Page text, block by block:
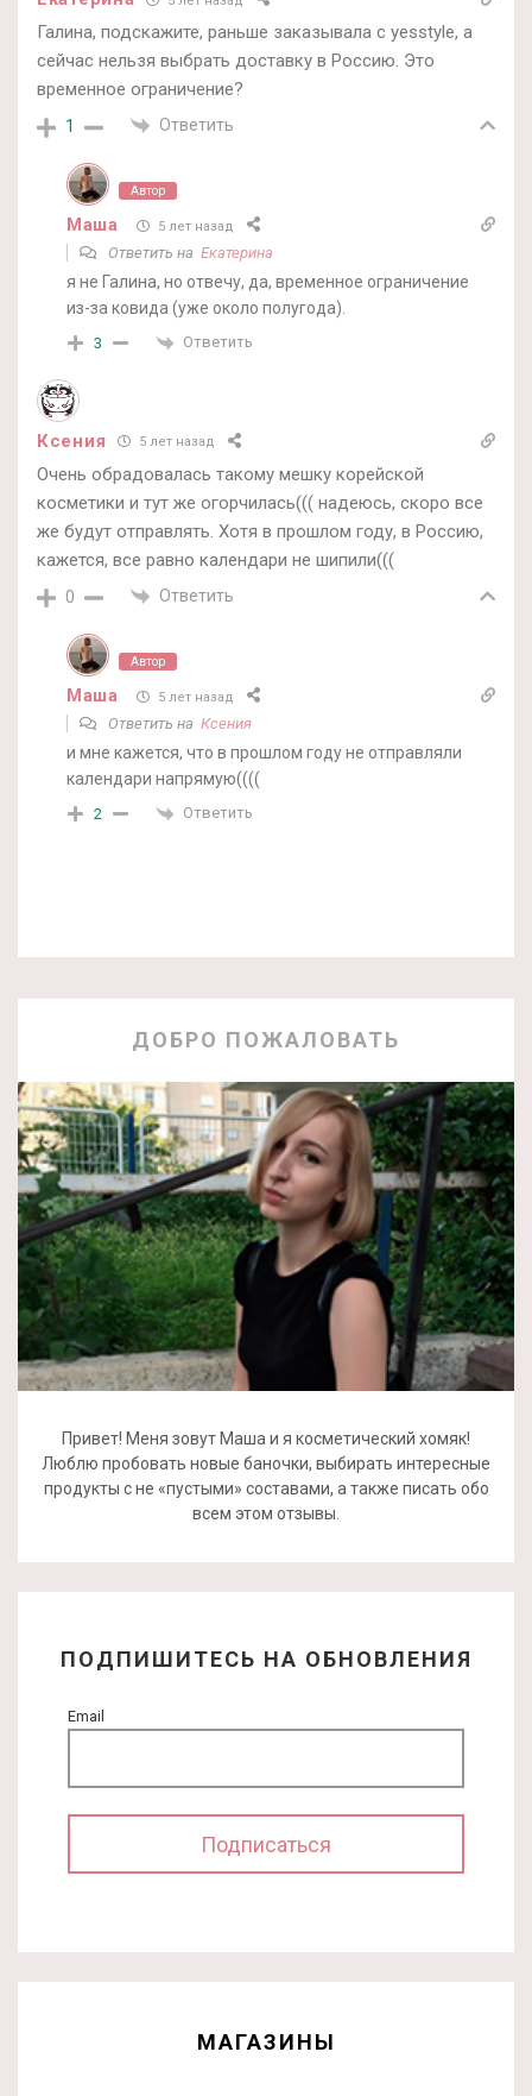
Галина, подскажите, раньше заказывала с yesstyle, а
сейчас нельзя выбрать доставку в Россию. Это
временное ограничение?
1 Ответить
Автор
Маша 5 лет назад
Ответить на Екатерина
я не Галина, но отвечу, да, временное ограничение
из-за ковида (уже около полугода).
3 Ответить
Ксения 5 лет назад
Очень обрадовалась такому мешку корейской
косметики и тут же огорчилась((( надеюсь, скоро все
же будут отправлять. Хотя в прошлом году, в Россию,
кажется, все равно календари не шипили(((
0 Ответить
Автор
Маша 5 лет назад
Ответить на Ксения
и мне кажется, что в прошлом году не отправляли
календари напрямую((((
2 Ответить
ДОБРО ПОЖАЛОВАТЬ
Привет! Меня зовут Маша и я косметический хомяк!
Люблю пробовать новые баночки, выбирать интересные
продукты с не «пустыми» составами, а также писать обо
всем этом отзывы.
ПОДПИШИТЕСЬ НА ОБНОВЛЕНИЯ
Email
МАГАЗИНЫ